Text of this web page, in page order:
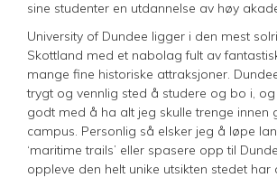
sine studenter en utdannelse av høy
University of Dundee ligger i den mest
Skottland med et nabolag fult av
mange fine historiske attraksjoner.
trygt og vennlig sted å studere og bo i,
godt med å ha alt jeg skulle trenge innen
campus. Personlig så elsker jeg å løpe
‘maritime trails’ eller spasere opp til
oppleve den helt unike utsikten stedet har